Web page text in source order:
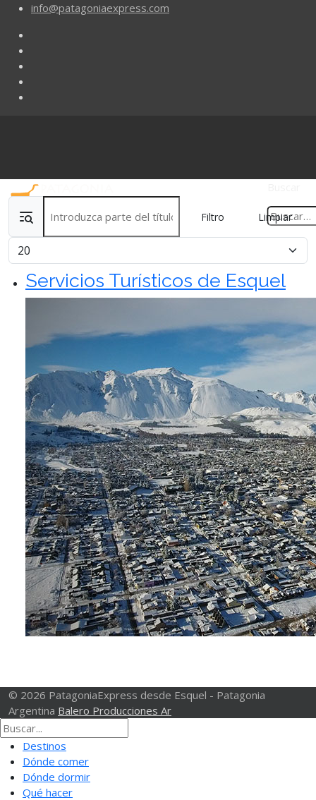
info@patagoniaexpress.com
Filtro Limpiar
Cantidad
Servicios Turísticos de Esquel
© 2026 PatagoniaExpress desde Esquel - Patagonia
Argentina Balero Producciones Ar
Destinos
Dónde comer
Dónde dormir
Qué hacer